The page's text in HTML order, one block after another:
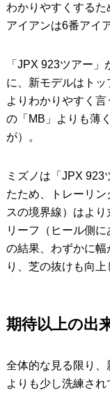
わかりやすくする
アイアンは6番アイ
「JPX 923ツアー
に、新モデルはトッ
よりわかりやすく
の「MB」よりも薄
が）。
ミズノは「JPX 923
たため、トレーリ
スの境界線）はよ
リーフ（ヒール側
の結果、わずかに
り、芝の抜けも向上
期待以上の出
全体的な見る限り
よりも少し洗練され